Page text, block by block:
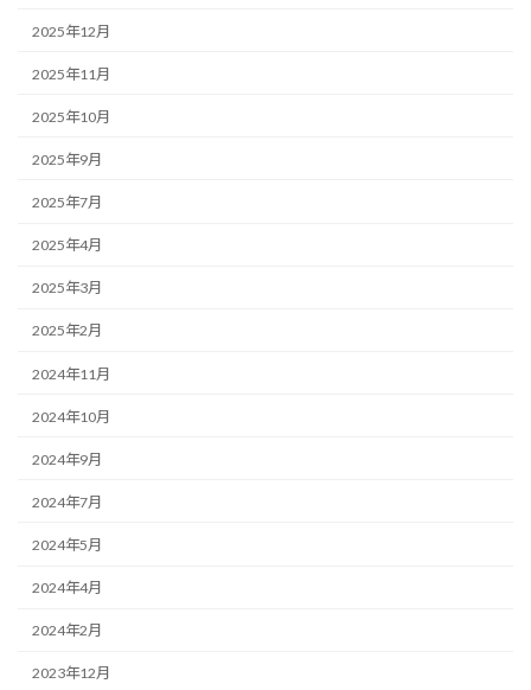
2025年12月
2025年11月
2025年10月
2025年9月
2025年7月
2025年4月
2025年3月
2025年2月
2024年11月
2024年10月
2024年9月
2024年7月
2024年5月
2024年4月
2024年2月
2023年12月